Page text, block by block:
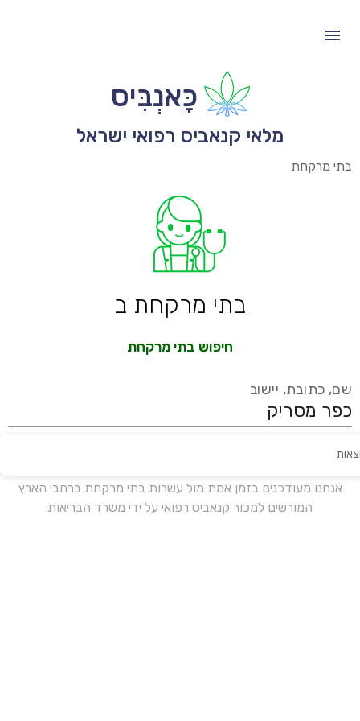
כָּאנְבִּיס
מלאי קנאביס רפואי ישראל
בתי מרקחת
בתי מרקחת ב
חיפוש בתי מרקחת
שם, כתובת, יישוב
אנחנו מעודכנים בזמן אמת מול עשרות בתי מרקחת ברחבי הארץ
המורשים למכור קנאביס רפואי על ידי משרד הבריאות